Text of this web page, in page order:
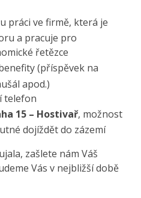
práci ve firmě, která je
a pracuje pro
řetězce
(příspěvek na
apod.)
telefon
15 – Hostivař, možnost
dojíždět do zázemí
zašlete nám Váš
Vás v nejbližší době